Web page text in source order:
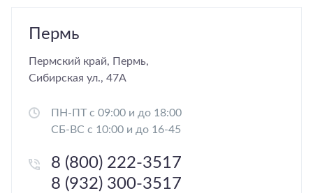
Пермь
Пермский край, Пермь,
Сибирская ул., 47А
ПН-ПТ с 09:00 и до 18:00
СБ-ВС с 10:00 и до 16-45
8 (800) 222-3517
8 (932) 300-3517